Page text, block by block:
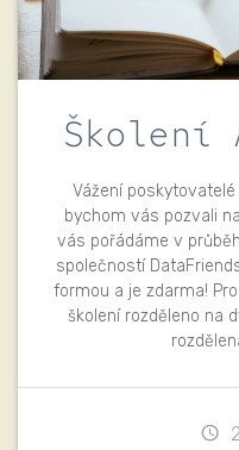
Školení
Vážení
bychom vás pozvali
vás pořádáme v
společností
formou a je zdarma!
školení rozděleno na